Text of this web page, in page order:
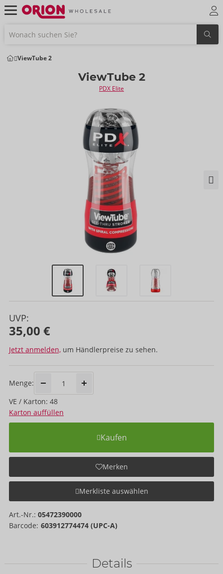
ViewTube 2
ViewTube 2
PDX Elite
UVP:
35,00 €
Jetzt anmelden, um Händlerpreise zu sehen.
Menge:
VE / Karton: 48
Karton auffüllen
Kaufen
Merken
Merkliste auswählen
Art.-Nr.: 05472390000
Barcode: 603912774474 (UPC-A)
Details